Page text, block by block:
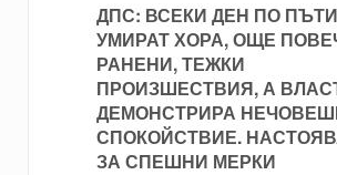
ДПС: ВСЕКИ ДЕН ПО
УМИРАТ ХОРА, ОЩЕ
РАНЕНИ, ТЕЖКИ
ПРОИЗШЕСТВИЯ, А
ДЕМОНСТРИРА
СПОКОЙСТВИЕ.
ЗА СПЕШНИ МЕРКИ